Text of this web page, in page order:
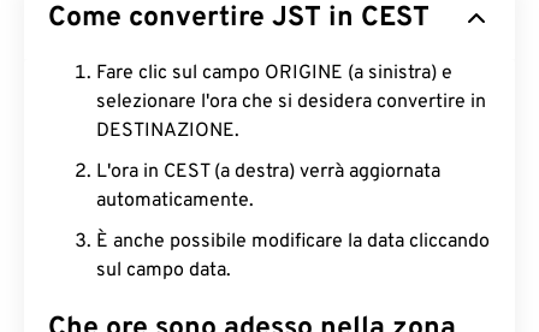
Come convertire JST in CEST
Fare clic sul campo ORIGINE (a sinistra) e
selezionare l'ora che si desidera convertire in
DESTINAZIONE.
L'ora in CEST (a destra) verrà aggiornata
automaticamente.
È anche possibile modificare la data cliccando
sul campo data.